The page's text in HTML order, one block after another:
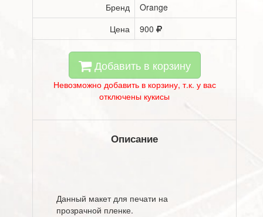
Бренд
Orange
Цена
900
Добавить в корзину
Невозможно добавить в корзину, т.к. у вас
отключены кукисы
Описание
Данный макет для печати на
прозрачной пленке.